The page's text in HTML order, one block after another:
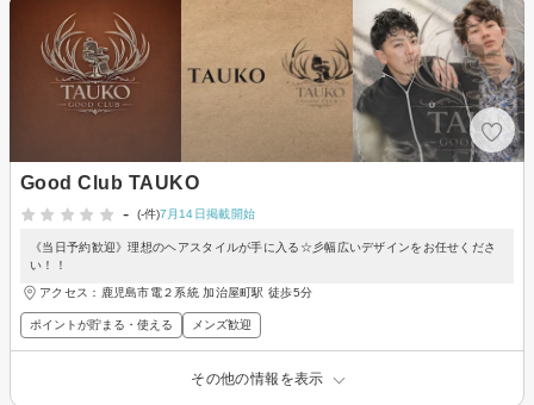
Good Club TAUKO
-
(-件)7月14日掲載開始
《当日予約歓迎》理想のヘアスタイルが手に入る☆彡幅広いデザインをお任せくださ
い！！
アクセス：鹿児島市電２系統 加治屋町駅 徒歩5分
ポイントが貯まる・使える メンズ歓迎
その他の情報を表示